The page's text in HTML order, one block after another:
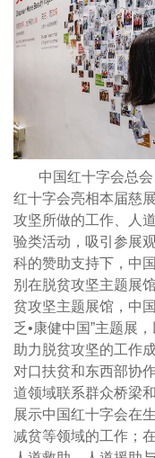
中国红十字会总会
红十字会亮相本届慈
攻坚所做的工作、人
验类活动，吸引参展
科的赞助支持下，中
别在脱贫攻坚主题展
贫攻坚主题展馆，中
乏•康健中国”主题展
助力脱贫攻坚的工作
对口扶贫和东西部协
道领域联系群众桥梁
展示中国红十字会在
减贫等领域的工作；